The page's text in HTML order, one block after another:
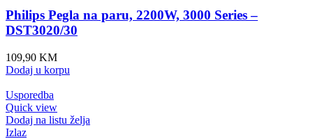
Philips Pegla na paru, 2200W, 3000 Series –
DST3020/30
109,90 KM
Dodaj u korpu
Usporedba
Quick view
Dodaj na listu želja
Izlaz